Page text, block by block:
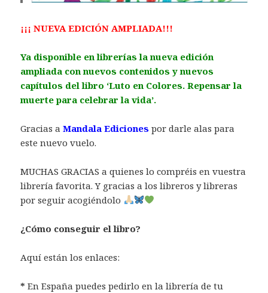
¡¡¡ NUEVA EDICIÓN AMPLIADA!!!
Ya disponible en librerías la nueva edición
ampliada con nuevos contenidos y nuevos
capítulos del libro ‘Luto en Colores. Repensar la
muerte para celebrar la vida’.
Gracias aMandala Ediciones por darle alas para
este nuevo vuelo.
MUCHAS GRACIAS a quienes lo compréis en vuestra
librería favorita. Y gracias a los libreros y libreras
por seguir acogiéndolo
¿Cómo conseguir el libro?
Aquí están los enlaces:
* En España puedes pedirlo en la librería de tu